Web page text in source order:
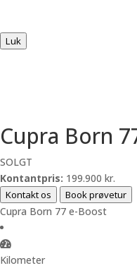
Luk
Cupra Born
SOLGT
Kontantpris: 199.900 kr.
Kontakt os Book prøvetur
Cupra Born 77 e-Boost
Kilometer